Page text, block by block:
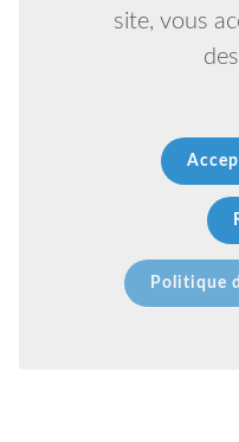
site, vous
Politique